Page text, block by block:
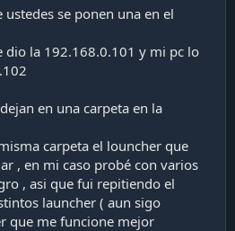
ustedes se ponen una en el
dio la 192.168.0.101 y mi pc lo
en una carpeta en la
carpeta el louncher que
, en mi caso probé con varios
, asi que fui repitiendo el
launcher ( aun sigo
que me funcione mejor